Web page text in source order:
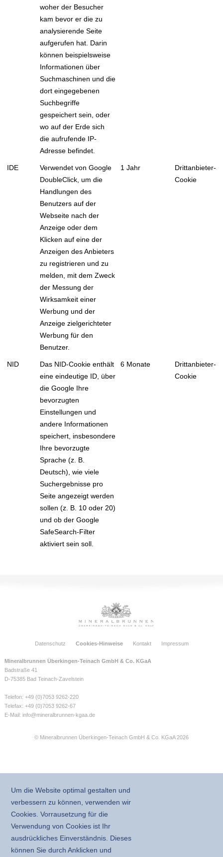
woher der Besucher
kam bevor er die zu
analysierende Seite
aufgerufen hat. Darin
können beispielsweise
Informationen über
Suchmaschinen und die
dort eingegebenen
Suchbegriffe
gespeichert sein, oder
wo auf der Erde sich
die aufrufende IP-
Adresse befindet.
IDE
Verwendet von Google
DoubleClick, um die
Handlungen des
Benutzers auf der
Webseite nach der
Anzeige oder dem
Klicken auf eine der
Anzeigen des Anbieters
zu registrieren und zu
melden, mit dem Zweck
der Messung der
Wirksamkeit einer
Werbung und der
Anzeige zielgerichteter
Werbung für den
Benutzer.
1 Jahr
Drittanbieter-
Cookie
NID
Das NID-Cookie enthält
eine eindeutige ID, über
die Google Ihre
bevorzugten
Einstellungen und
andere Informationen
speichert, insbesondere
Ihre bevorzugte
Sprache (z. B.
Deutsch), wie viele
Suchergebnisse pro
Seite angezeigt werden
sollen (z. B. 10 oder 20)
und ob der Google
SafeSearch-Filter
aktiviert sein soll.
6 Monate
Drittanbieter-
Cookie
Datenschutz Cookies-Hinweise Kontakt Impressum
Mineralbrunnen Überkingen-Teinach GmbH & Co. KGaA
Badstraße 41
D-75385 Bad Teinach-Zavelstein
Telefon: +49 (0)7053 9262-220
Telefax: +49 (0)7053 9262-67
E-Mail: info@mineralbrunnen-kgaa.de
© Mineralbrunnen Überkingen-Teinach GmbH & Co. KGaA 2026
Um die Website optimal gestalten und
verbessern zu können, verwenden wir
Cookies. Vorrausetzung für die
Verwendung von Cookies ist Ihr
ausdrückliches Einverständnis. Dieses
können Sie durch Anklicken und